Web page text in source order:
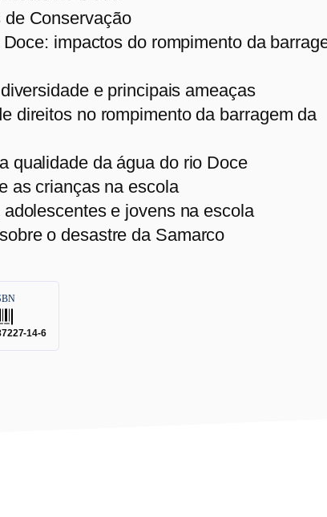
Conservação
impactos do rompimento da
e principais ameaças
direitos no rompimento da barragem da
qualidade da água do rio Doce
as crianças na escola
e jovens na escola
o desastre da Samarco
14-6